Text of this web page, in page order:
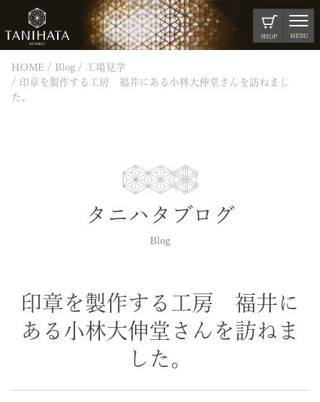
SHOP MENU
HOME Blog
工場見学
印章を製作する工房 福井にある小林大伸堂さんを訪ねまし
た。
タニハタブログ
Blog
印章を製作する工房 福井に
ある小林大伸堂さんを訪ねま
した。